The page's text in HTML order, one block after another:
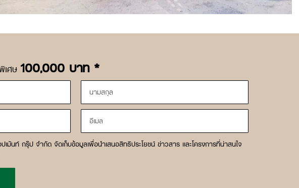
เศษ 100,000 บาท *
เมันท์ กรุ๊ป จำกัด จัดเก็บข้อมูลเพื่อนำเสนอสิทธิประโยชน์ ข่าวสาร และโครงการที่น่าสนใจ